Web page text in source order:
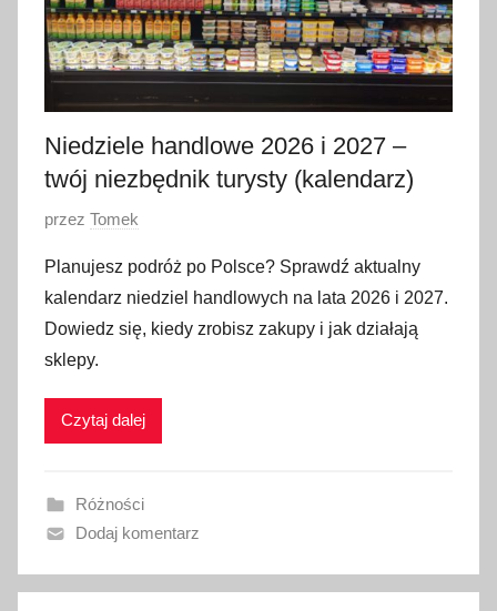
Niedziele handlowe 2026 i 2027 –
twój niezbędnik turysty (kalendarz)
O
u
b
l
i
w
n
o
3
przez Tomek
Planujesz podróż po Polsce? Sprawdź aktualny
kalendarz niedziel handlowych na lata 2026 i 2027.
Dowiedz się, kiedy zrobisz zakupy i jak działają
sklepy.
Czytaj dalej
Różności
Dodaj komentarz